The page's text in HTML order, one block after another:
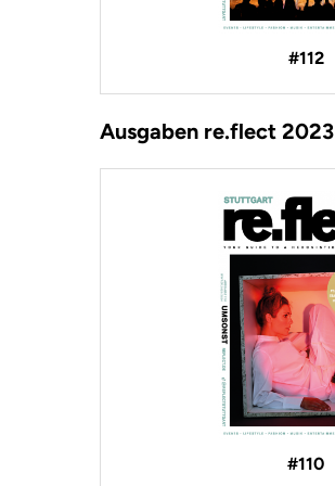
#112
Ausgaben re.flect 2023
#110